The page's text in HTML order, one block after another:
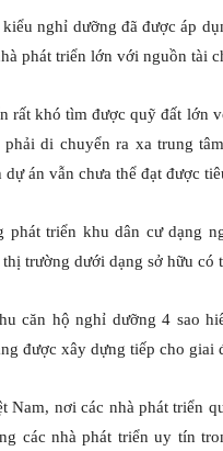
nghỉ dưỡng đã được áp
phát triển lớn với nguồn tài
rất khó tìm được quỹ đất lớn
phải di chuyển ra xa trung
án vẫn chưa thể đạt được
phát triển khu dân cư dạng
trường dưới dạng sở hữu có
căn hộ nghỉ dưỡng 4 sao
được xây dựng tiếp cho giai
Nam, nơi các nhà phát triển
các nhà phát triển uy tín